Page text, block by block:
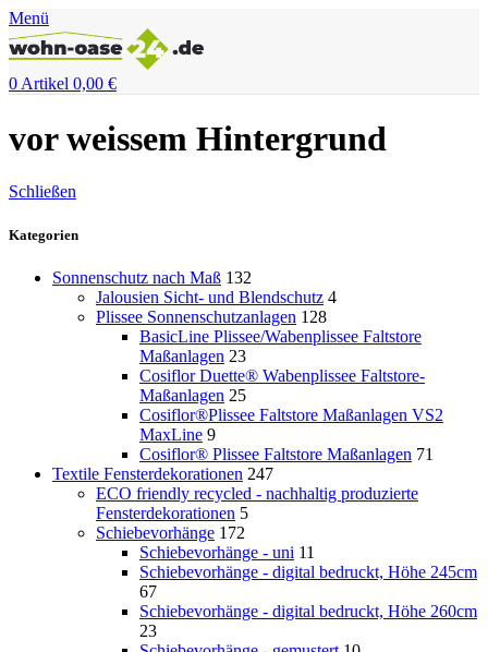
Menü
0Artikel 0,00 €
vor weissem Hintergrund
Schließen
Kategorien
Sonnenschutz nach Maß 132
Jalousien Sicht- und Blendschutz 4
Plissee Sonnenschutzanlagen 128
BasicLine Plissee/Wabenplissee Faltstore
Maßanlagen 23
Cosiflor Duette® Wabenplissee Faltstore-
Maßanlagen 25
Cosiflor®Plissee Faltstore Maßanlagen VS2
MaxLine 9
Cosiflor® Plissee Faltstore Maßanlagen 71
Textile Fensterdekorationen 247
ECO friendly recycled - nachhaltig produzierte
Fensterdekorationen 5
Schiebevorhänge 172
Schiebevorhänge - uni 11
Schiebevorhänge - digital bedruckt, Höhe 245cm
67
Schiebevorhänge - digital bedruckt, Höhe 260cm
23